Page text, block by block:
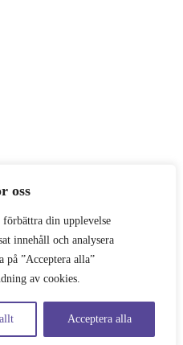
oss
din upplevelse
innehåll och analysera
”Acceptera alla”
av cookies.
Acceptera alla